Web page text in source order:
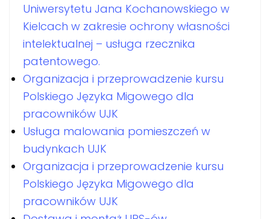
Uniwersytetu Jana Kochanowskiego w
Kielcach w zakresie ochrony własności
intelektualnej – usługa rzecznika
patentowego.
Organizacja i przeprowadzenie kursu
Polskiego Języka Migowego dla
pracowników UJK
Usługa malowania pomieszczeń w
budynkach UJK
Organizacja i przeprowadzenie kursu
Polskiego Języka Migowego dla
pracowników UJK